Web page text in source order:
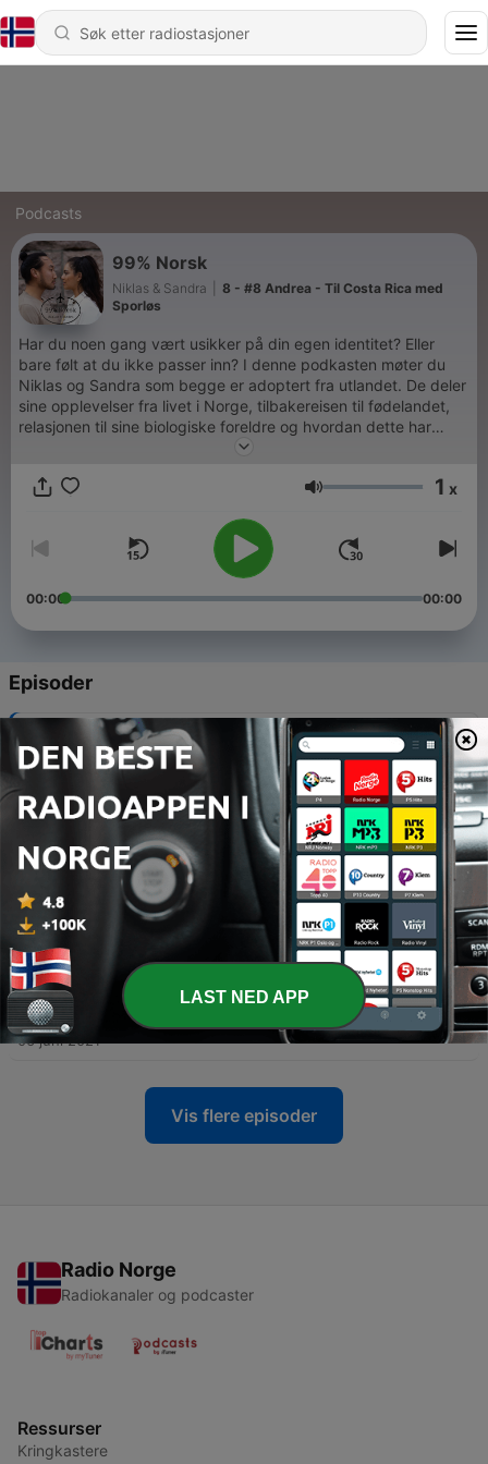
Podcasts
99% Norsk
Niklas & Sandra
8 - #8 Andrea - Til Costa Rica med
Sporløs
Har du noen gang vært usikker på din egen identitet? Eller
bare følt at du ikke passer inn? I denne podkasten møter du
Niklas og Sandra som begge er adoptert fra utlandet. De deler
sine opplevelser fra livet i Norge, tilbakereisen til fødelandet,
relasjonen til sine biologiske foreldre og hvordan dette har
de sine historier og knytter de til temaer som etnisitet,
Volum 1 x
00:00 00:00
Episoder
#8 Andrea - Til Costa Rica med Sporløs
04 juli 2021
7 - #7 Adeline - Adoptert fra Kongo
6 - #6 Camila - Biologiske foreldre fra Colombia
20 juni 2021
#5 Leonardo - Halvt Gambisk og Halvt Norsk
13 juni 2021
4 - #4 Joon - 3 fra Norge og 1 fra Sør-Korea
06 juni 2021
Vis flere episoder
Radio Norge
Radiokanaler og podcaster
Ressurser
Kringkastere
LAST NED APP